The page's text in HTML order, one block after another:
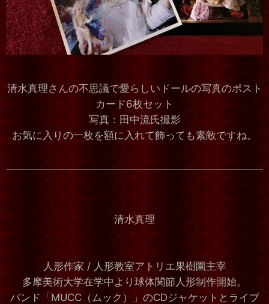
清水真理さんの不思議で愛らしいドールの写真のポスト
カード6枚セット
写真：田中流氏撮影
お気に入りの一枚を額に入れて飾っても素敵ですね。
清水真理
人形作家 / 人形教室アトリエ果樹園主宰
多摩美術大学在学中より球体関節人形制作開始。
バンド「MUCC（ムック）」のCDジャケットとライブ